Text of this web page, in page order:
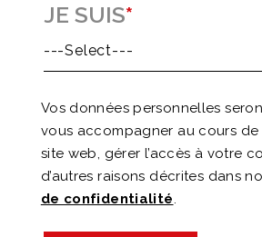
JE SUIS*
Vos données personnelles
vous accompagner au cours
site web, gérer l’accès à votre
d’autres raisons décrites dans
de confidentialité.